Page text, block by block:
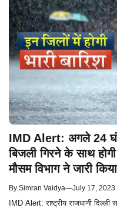
IMD Alert: अगले 24
बिजली गिरने के साथ
मौसम विभाग ने जारी
By Simran Vaidya—July 17, 2023
IMD Alert: राष्ट्रीय राजधानी